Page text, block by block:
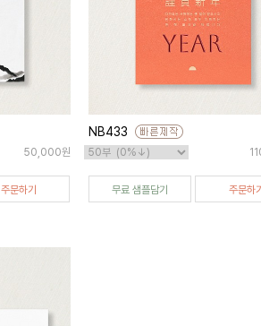
50,000원
주문하기
NB433
무료 샘플담기 주문하